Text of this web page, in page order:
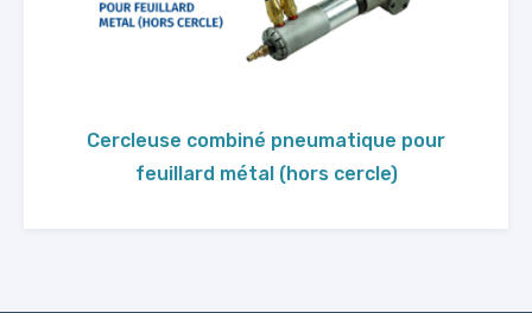
Cercleuse combiné pneumatique pour
feuillard métal (hors cercle)